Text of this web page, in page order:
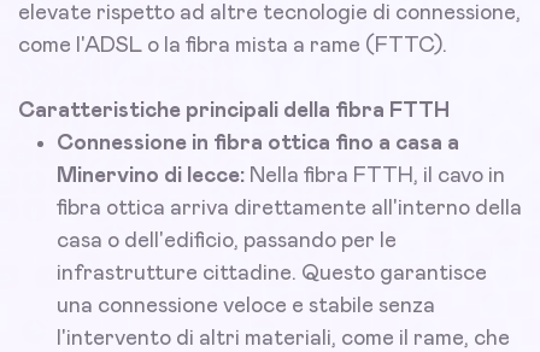
elevate rispetto ad altre tecnologie di connessione,
come l'ADSL o la fibra mista a rame (FTTC).
Caratteristiche principali della fibra FTTH
Connessione in fibra ottica fino a casa a
Minervino di lecce: Nella fibra FTTH, il cavo in
fibra ottica arriva direttamente all'interno della
casa o dell'edificio, passando per le
infrastrutture cittadine. Questo garantisce
una connessione veloce e stabile senza
l'intervento di altri materiali, come il rame, che